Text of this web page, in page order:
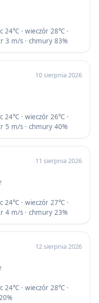
24℃ · wieczór 28℃ ·
3 m/s · chmury 83%
10 sierpnia 2026
24℃ · wieczór 26℃ ·
5 m/s · chmury 40%
11 sierpnia 2026
24℃ · wieczór 27℃ ·
4 m/s · chmury 23%
12 sierpnia 2026
24℃ · wieczór 28℃ ·